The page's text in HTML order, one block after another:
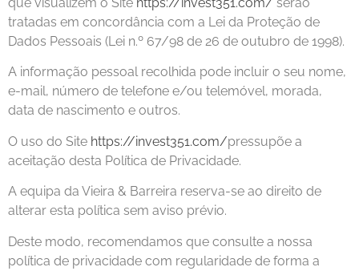
tratadas em concordância com a Lei da Proteção de
Dados Pessoais (Lei n.º 67/98 de 26 de outubro de 1998).
A informação pessoal recolhida pode incluir o seu nome,
e-mail, número de telefone e/ou telemóvel, morada,
data de nascimento e outros.
O uso do Site https://invest351.com/pressupõe a
aceitação desta Política de Privacidade.
A equipa da Vieira & Barreira reserva-se ao direito de
alterar esta política sem aviso prévio.
Deste modo, recomendamos que consulte a nossa
política de privacidade com regularidade de forma a